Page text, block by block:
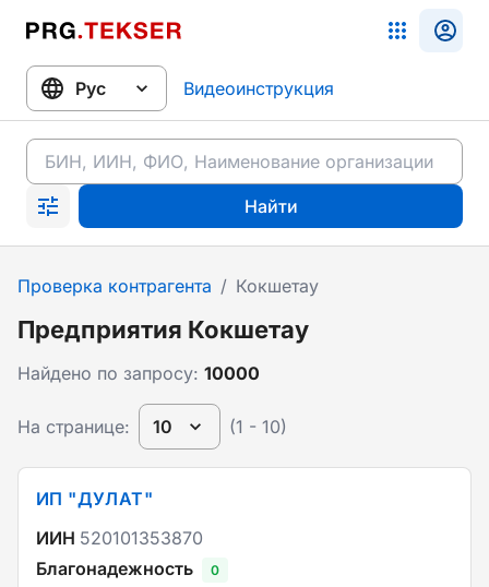
Видеоинструкция
Найти
Проверка контрагента / Кокшетау
Предприятия Кокшетау
Найдено по запросу: 10000
На странице: 10 (1 - 10)
ИП "ДУЛАТ"
ИИН 520101353870
Благонадежность
0